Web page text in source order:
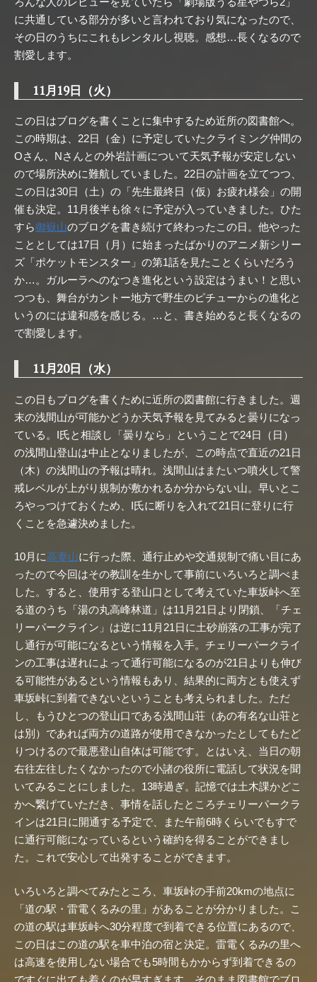
に共通している部分が多いと言われており気になったので、
その日のうちにこれもレンタルし視聴。感想…長くなるので
割愛します。
11月19日（火）
この日はブログを書くことに集中するため近所の図書館へ。
この時期は、22日（金）に予定していたクライミング仲間の
Oさん、Nさんとの外岩計画について天気予報が安定しない
ので場所決めに難航していました。22日の計画を立てつつ、
この日は30日（土）の「先生最終日（仮）お疲れ様会」の開
催も決定。11月後半も徐々に予定が入っていきました。ひた
すら御嶽山のブログを書き続けて終わったこの日。他やった
こととしては17日（月）に始まったばかりのアニメ新シリー
ズ「ポケットモンスター」の第1話を見たことくらいだろう
か…。ガルーラへのなつき進化という設定はうまい！と思い
つつも、舞台がカントー地方で野生のピチューからの進化と
いうのには違和感を感じる。…と、書き始めると長くなるの
で割愛します。
11月20日（水）
この日もブログを書くために近所の図書館に行きました。週
末の浅間山が可能かどうか天気予報を見てみると曇りになっ
ている。I氏と相談し「曇りなら」ということで24日（日）
の浅間山登山は中止となりましたが、この時点で直近の21日
（木）の浅間山の予報は晴れ。浅間山はまたいつ噴火して警
戒レベルが上がり規制が敷かれるか分からない山。早いとこ
ろやっつけておくため、I氏に断りを入れて21日に登りに行
くことを急遽決めました。
10月に高妻山に行った際、通行止めや交通規制で痛い目にあ
ったので今回はその教訓を生かして事前にいろいろと調べま
した。すると、使用する登山口として考えていた車坂峠へ至
る道のうち「湯の丸高峰林道」は11月21日より閉鎖、「チェ
リーパークライン」は逆に11月21日に土砂崩落の工事が完了
し通行が可能になるという情報を入手。チェリーパークライ
ンの工事は遅れによって通行可能になるのが21日よりも伸び
る可能性があるという情報もあり、結果的に両方とも使えず
車坂峠に到着できないということも考えられました。ただ
し、もうひとつの登山口である浅間山荘（あの有名な山荘と
は別）であれば両方の道路が使用できなかったとしてもたど
りつけるので最悪登山自体は可能です。とはいえ、当日の朝
右往左往したくなかったので小諸の役所に電話して状況を聞
いてみることにしました。13時過ぎ。記憶では土木課かどこ
かへ繋げていただき、事情を話したところチェリーパークラ
インは21日に開通する予定で、また午前6時くらいでもすで
に通行可能になっているという確約を得ることができまし
た。これで安心して出発することができます。
いろいろと調べてみたところ、車坂峠の手前20kmの地点に
「道の駅・雷電くるみの里」があることが分かりました。こ
の道の駅は車坂峠へ30分程度で到着できる位置にあるので、
この日はこの道の駅を車中泊の宿と決定。雷電くるみの里へ
は高速を使用しない場合でも5時間もかからず到着できるの
ですぐに出ても着くのが早すぎます。そのまま図書館でブロ